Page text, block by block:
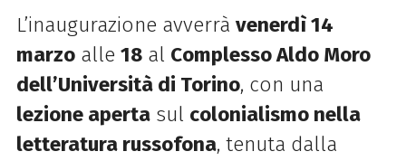
L’inaugurazione avverrà venerdì 14
marzoalle 18al Complesso Aldo Moro
dell’Università di Torino, con una
lezione apertasul colonialismo nella
letteratura russofona, tenuta dalla